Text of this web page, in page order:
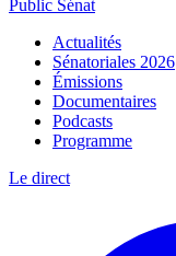
Public Sénat
Actualités
Sénatoriales 2026
Émissions
Documentaires
Podcasts
Programme
Le direct